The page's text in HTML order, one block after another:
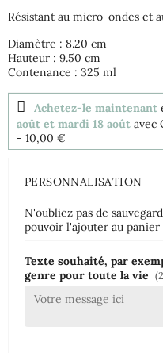
Résistant au micro-ondes et
Diamètre : 8.20 cm
Hauteur : 9.50 cm
Contenance : 325 ml
Achetez-le maintenant
août et mardi 18 août avec
- 10,00 €
PERSONNALISATION
N'oubliez pas de
pouvoir l'ajouter au panier
Texte souhaité, par
genre pour toute la vie